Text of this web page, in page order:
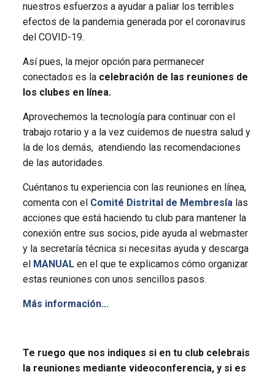
nuestros esfuerzos a ayudar a paliar los terribles
efectos de la pandemia generada por el coronavirus
del COVID-19.
Así pues, la mejor opción para permanecer
conectados es la celebración de las reuniones de
los clubes en línea.
Aprovechemos la tecnología para continuar con el
trabajo rotario y a la vez cuidemos de nuestra salud y
la de los demás, atendiendo las recomendaciones
de las autoridades.
Cuéntanos tu experiencia con las reuniones en línea,
comenta con el Comité Distrital de Membresíalas
acciones que está haciendo tu club para mantener la
conexión entre sus socios, pide ayuda al webmaster
y la secretaría técnica si necesitas ayuda y descarga
el MANUALen el que te explicamos cómo organizar
estas reuniones con unos sencillos pasos.
Más información...
Te ruego que nos indiques si en tu club celebrais
la reuniones mediante videoconferencia, y si es